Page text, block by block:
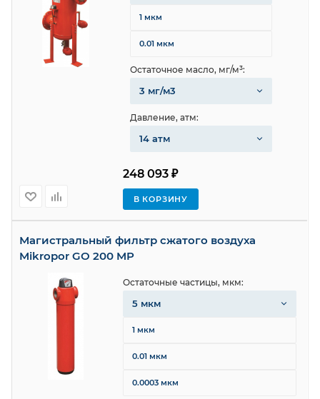
248 093 ₽
В КОРЗИНУ
1 мкм
0.01 мкм
Остаточное масло, мг/м³:
3 мг/м3
Давление, атм:
14 атм
Магистральный фильтр сжатого воздуха
Mikropor GO 200 MP
Остаточные частицы, мкм:
5 мкм
1 мкм
0.01 мкм
0.0003 мкм